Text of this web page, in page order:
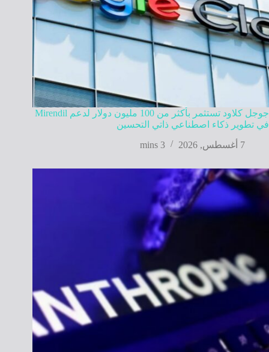
جوجل كلاود تستثمر بأكثر من 100 مليون دولار لدعم Mirendil
في تطوير ذكاء اصطناعي ذاتي التحسين
7 أغسطس, 2026
3 mins